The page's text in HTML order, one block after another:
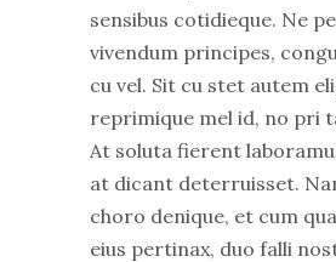
sensibus cotidieque. Ne
vivendum principes,
cu vel. Sit cu stet autem
reprimique mel id, no pri
At soluta fierent
at dicant deterruisset.
choro denique, et cum
eius pertinax, duo falli